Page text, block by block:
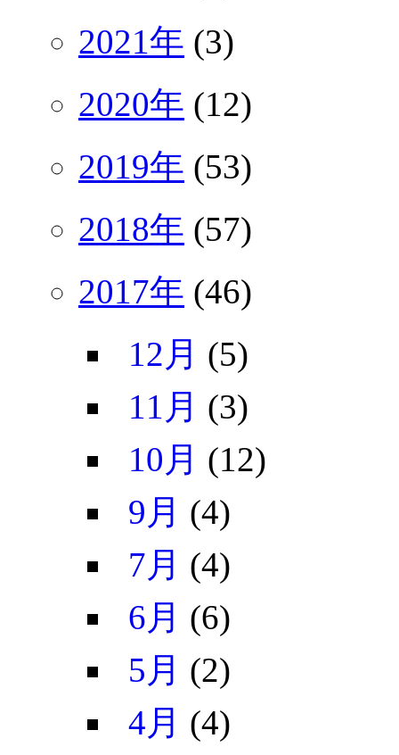
2021年 (3)
2020年 (12)
2019年 (53)
2018年 (57)
2017年 (46)
12月 (5)
11月 (3)
10月 (12)
9月 (4)
7月 (4)
6月 (6)
5月 (2)
4月 (4)